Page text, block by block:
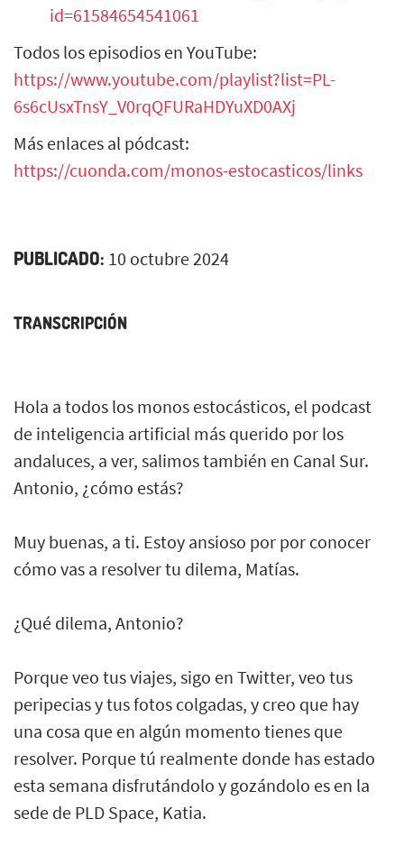
id=61584654541061
Todos los episodios en YouTube:
https://www.youtube.com/playlist?list=PL-
6s6cUsxTnsY_V0rqQFURaHDYuXD0AXj
Más enlaces al pódcast:
https://cuonda.com/monos-estocasticos/links
PUBLICADO: 10 octubre 2024
TRANSCRIPCIÓN
Hola a todos los monos estocásticos, el podcast
de inteligencia artificial más querido por los
andaluces, a ver, salimos también en Canal Sur.
Antonio, ¿cómo estás?
Muy buenas, a ti. Estoy ansioso por por conocer
cómo vas a resolver tu dilema, Matías.
¿Qué dilema, Antonio?
Porque veo tus viajes, sigo en Twitter, veo tus
peripecias y tus fotos colgadas, y creo que hay
una cosa que en algún momento tienes que
resolver. Porque tú realmente donde has estado
esta semana disfrutándolo y gozándolo es en la
sede de PLD Space, Katia.